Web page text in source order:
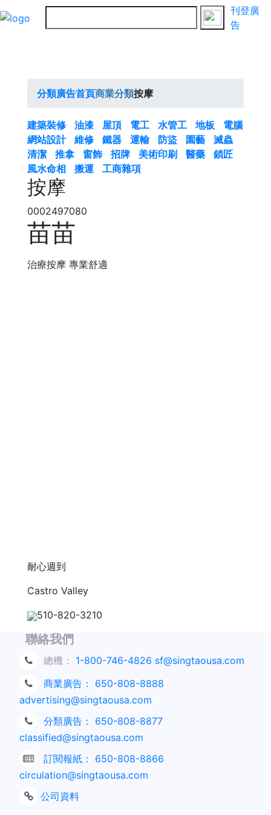
刊登廣
告
分類廣告首頁商業分類按摩
建築裝修 油漆 屋頂 電工 水管工 地板
電腦
網站設計
維修 鐵器 運輸 防盜 園藝
滅蟲
清潔
推拿 窗飾 招牌 美術印刷 醫藥
鎖匠
風水命相
搬運 工商雜項
按摩
0002497080
苗苗
治療按摩 專業舒適
耐心週到
Castro Valley
510-820-3210
聯絡我們
總機： 1-800-746-4826 sf@singtaousa.com
商業廣告：
650-808-8888
advertising@singtaousa.com
分類廣告：
650-808-8877
classified@singtaousa.com
訂閱報紙：
650-808-8866
circulation@singtaousa.com
公司資料